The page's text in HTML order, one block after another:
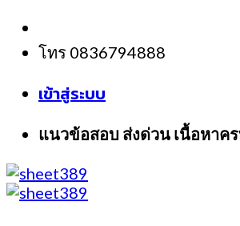
Skip
content
โทร 0836794888
เข้าสู่ระบบ
แนวข้อสอบ ส่งด่วน เนื้อหา